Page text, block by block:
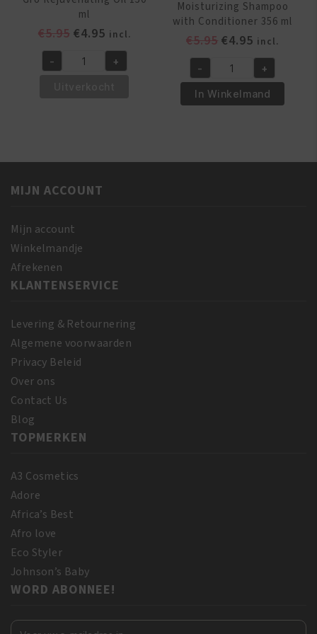
ml
€5.95 Oorspronkelijke
was:
€4.95Huidige
prijs
is:
incl.
African
ml
- +
Moisturizing Shampoo
with Conditioner 356 ml
€5.95
was:
€5.95.
€4.95 Huidige
prijs
is:
€4.95.
incl.
Africas
Best
Moisturizing
Conditioner
- +
In Winkelmand
MIJN ACCOUNT
Mijn account
Winkelmandje
Afrekenen
KLANTENSERVICE
Levering & Retournering
Algemene voorwaarden
Privacy Beleid
Over ons
Contact Us
Blog
TOPMERKEN
A3 Cosmetics
Adore
Africa’s Best
Afro love
Eco Styler
Johnson’s Baby
WORD ABONNEE!